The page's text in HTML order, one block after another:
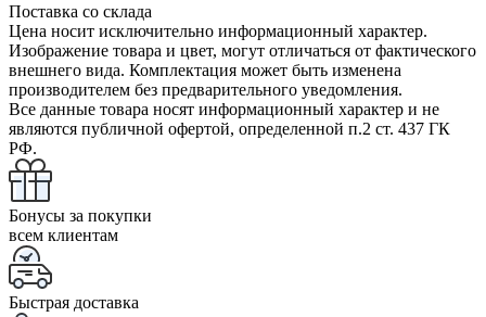
Поставка со склада
Цена носит исключительно информационный характер.
Изображение товара и цвет, могут отличаться от фактического
внешнего вида. Комплектация может быть изменена
производителем без предварительного уведомления.
Все данные товара носят информационный характер и не
являются публичной офертой, определенной п.2 ст. 437 ГК
РФ.
Бонусы за покупки
всем клиентам
Быстрая доставка